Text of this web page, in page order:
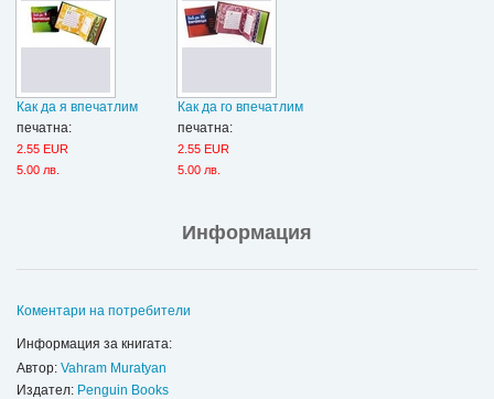
Как да я впечатлим
печатна:
2.55 EUR
5.00 лв.
Как да го впечатлим
печатна:
2.55 EUR
5.00 лв.
Информация
Коментари на потребители
Информация за книгата:
Автор: Vahram Muratyan
Издател: Penguin Books